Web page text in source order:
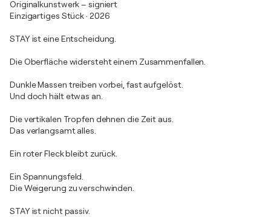
Originalkunstwerk – signiert
Einzigartiges Stück · 2026
STAY ist eine Entscheidung.
Die Oberfläche widersteht einem Zusammenfallen.
Dunkle Massen treiben vorbei, fast aufgelöst.
Und doch hält etwas an.
Die vertikalen Tropfen dehnen die Zeit aus.
Das verlangsamt alles.
Ein roter Fleck bleibt zurück.
Ein Spannungsfeld.
Die Weigerung zu verschwinden.
STAY ist nicht passiv.